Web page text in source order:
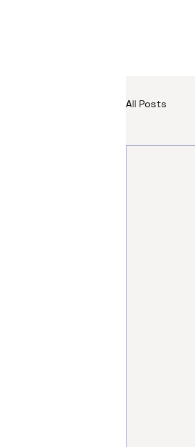
All Posts